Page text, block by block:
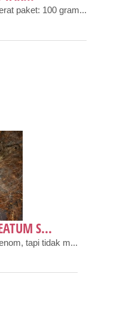
paket: 100 gram...
S...
tapi tidak m...